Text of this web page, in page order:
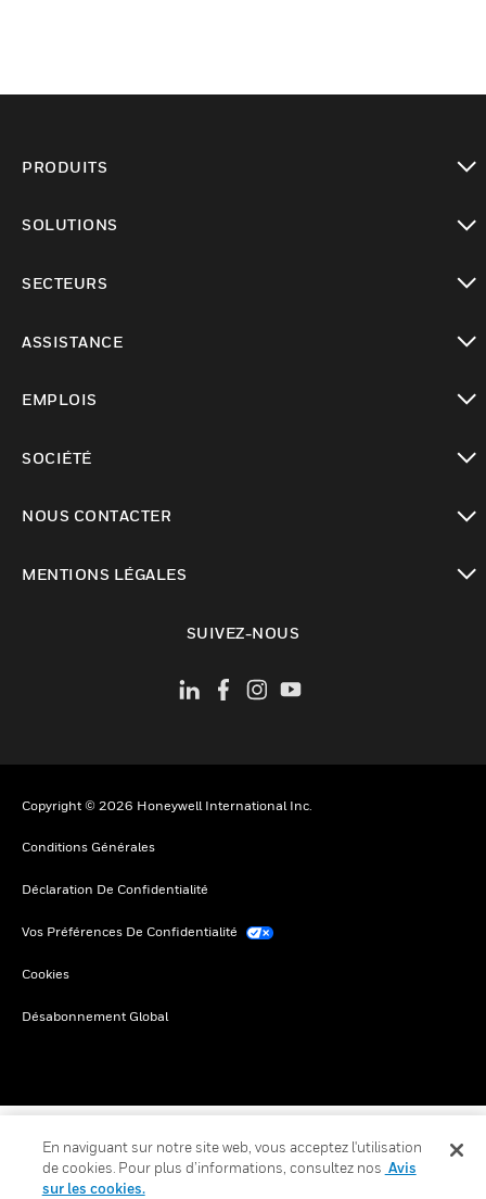
PRODUITS
SOLUTIONS
SECTEURS
ASSISTANCE
EMPLOIS
SOCIÉTÉ
NOUS CONTACTER
MENTIONS LÉGALES
SUIVEZ-NOUS
Copyright © 2026 Honeywell International Inc.
Conditions Générales
Déclaration De Confidentialité
Vos Préférences De Confidentialité
Cookies
Désabonnement Global
En naviguant sur notre site web, vous acceptez l'utilisation
de cookies. Pour plus d’informations, consultez nos Avis
sur les cookies.